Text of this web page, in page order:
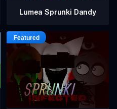
Lumea Sprunki Dandy